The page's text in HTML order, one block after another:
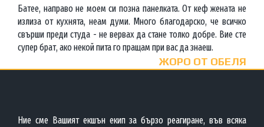
Батее, направо не моем си позна панелката. От кеф жената не
излиза от кухнята, неам думи. Много благодарско, че всичко
свърши преди студа - не вервах да стане толко добре. Вие сте
супер брат, ако некой пита го пращам при вас да знаеш.
ЖОРО ОТ ОБЕЛЯ
Ние сме Вашият екшън екип за бързо реагиране, във всяка